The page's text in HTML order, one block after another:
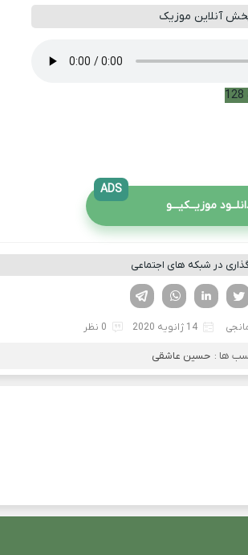
آنلاین موزیک
موزیــکیـــو
ADS
در شبکه های اجتماعی
لینکدین تویتر
فیسوک
14 ژانویه 2020 0 نظر
ها : حسین عاشقی